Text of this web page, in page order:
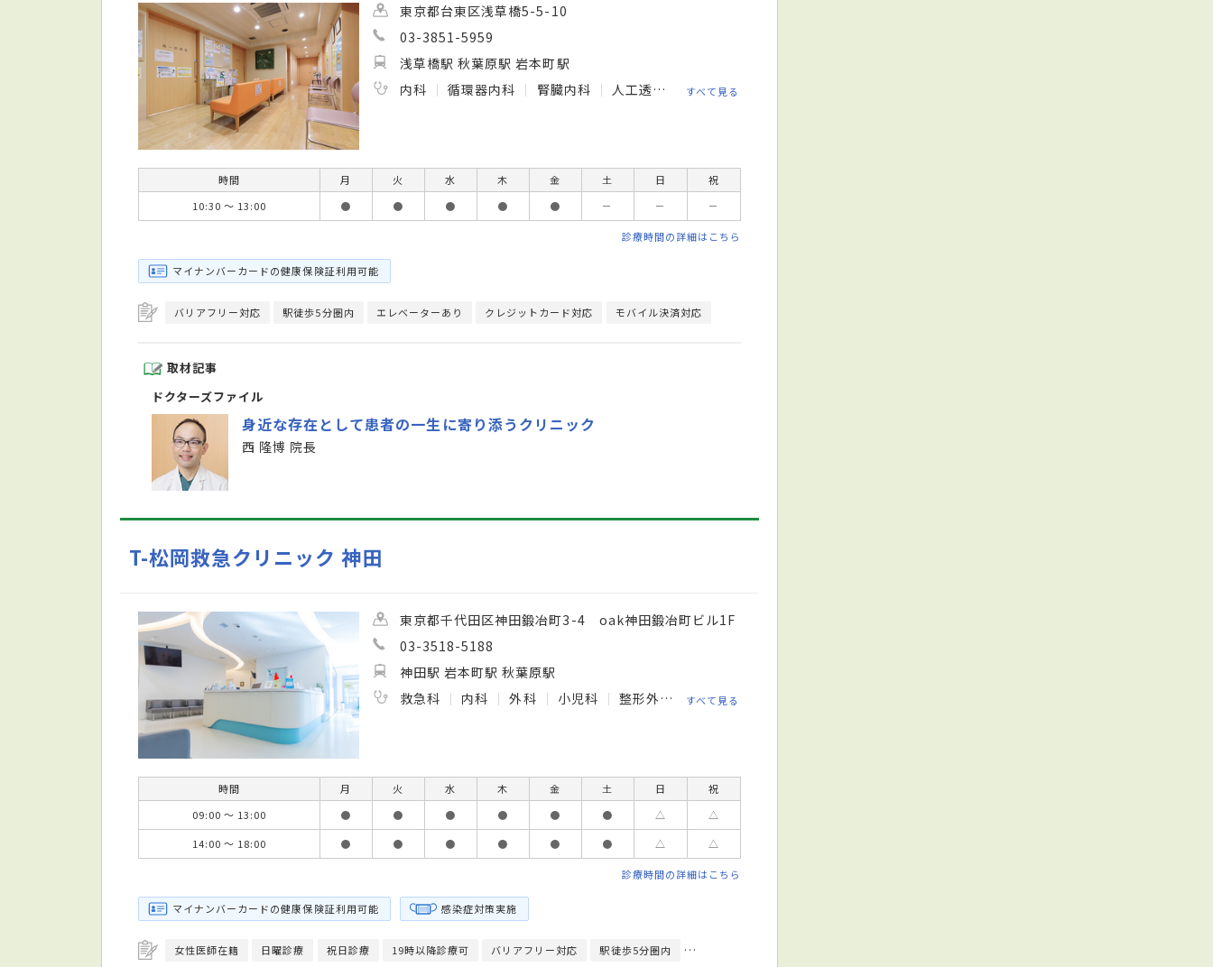
東京都台東区浅草橋5-5-10
03-3851-5959
浅草橋駅 秋葉原駅 岩本町駅
内科
循環器内科 腎臓内科 人工透析内科 すべて見る
時間 月 火 水 木 金 土 日
祝
10:30 ～ 13:00
● ● ● ● ● － － －
診療時間の詳細はこちら
マイナンバーカードの健康保険証利用可能
バリアフリー対応 駅徒歩5分圏内 エレベーターあり クレジットカード対応 モバイル決済対応
取材記事
ドクターズファイル
身近な存在として患者の一生に寄り添うクリニック
西 隆博 院長
T-松岡救急クリニック 神田
東京都千代田区神田鍛冶町3-4 oak神田鍛冶町ビル1F
03-3518-5188
神田駅 岩本町駅 秋葉原駅
救急科
内科 外科 小児科 整形外科 脳神経外科
すべて見る
時間 月 火 水 木 金 土 日
祝
09:00 ～ 13:00
● ● ● ● ● ● △
△
14:00 ～ 18:00
● ● ● ● ● ● △ △
診療時間の詳細はこちら
マイナンバーカードの健康保険証利用可能 感染症対策実施
女性医師在籍 日曜診療 祝日診療 19時以降診療可 バリアフリー対応 駅徒歩5分圏内 予約可